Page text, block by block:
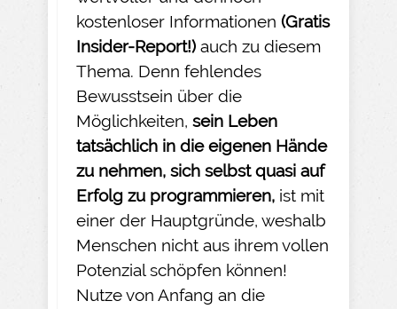
kostenloser Informationen (Gratis
Insider-Report!) auch zu diesem
Thema. Denn fehlendes
Bewusstsein über die
Möglichkeiten, sein Leben
tatsächlich in die eigenen Hände
zu nehmen, sich selbst quasi auf
Erfolg zu programmieren, ist mit
einer der Hauptgründe, weshalb
Menschen nicht aus ihrem vollen
Potenzial schöpfen können!
Nutze von Anfang an die